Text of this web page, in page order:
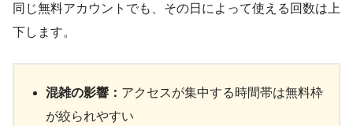
同じ無料アカウントでも、その日によって使える回数は上
下します。
混雑の影響： アクセスが集中する時間帯は無料枠
が絞られやすい